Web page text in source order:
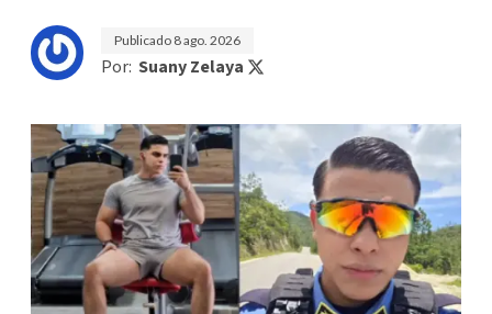
Publicado 8 ago. 2026
Por: Suany Zelaya